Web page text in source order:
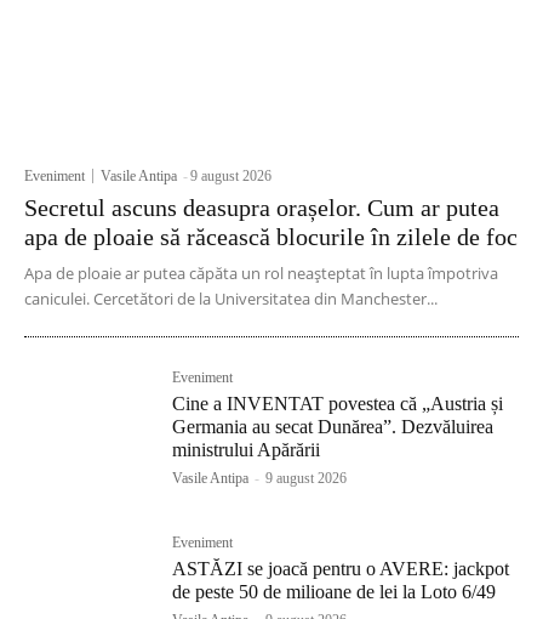
Eveniment Vasile Antipa -9 august 2026
Secretul ascuns deasupra orașelor. Cum ar putea
apa de ploaie să răcească blocurile în zilele de foc
Apa de ploaie ar putea căpăta un rol neașteptat în lupta împotriva
caniculei. Cercetători de la Universitatea din Manchester...
Eveniment
Cine a INVENTAT povestea că „Austria și
Germania au secat Dunărea”. Dezvăluirea
ministrului Apărării
Vasile Antipa - 9 august 2026
Eveniment
ASTĂZI se joacă pentru o AVERE: jackpot
de peste 50 de milioane de lei la Loto 6/49